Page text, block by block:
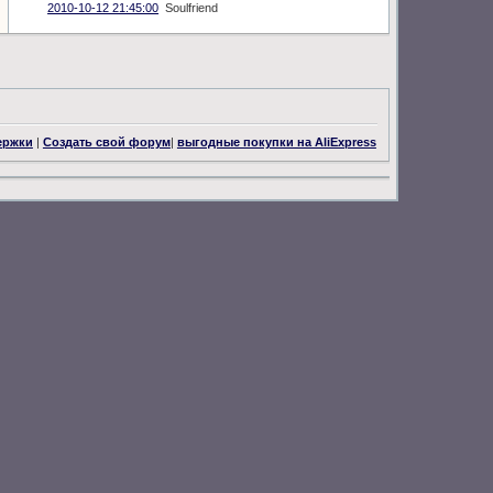
2010-10-12 21:45:00 Soulfriend
| Создать свой форум| выгодные покупки на AliExpress